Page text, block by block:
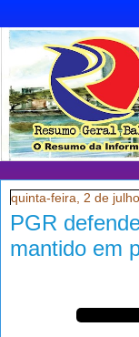
quinta-feira, 2 de
PGR
mantido em